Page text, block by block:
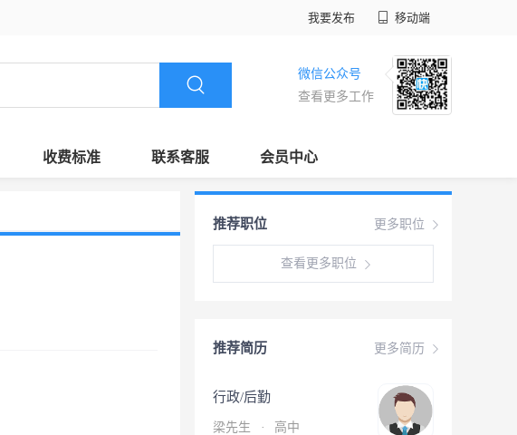
我要发布 移动端
微信公众号
查看更多工作
收费标准 联系客服 会员中心
更多职位
推荐职位
查看更多职位
更多简历
推荐简历
行政/后勤
梁先生 · 高中